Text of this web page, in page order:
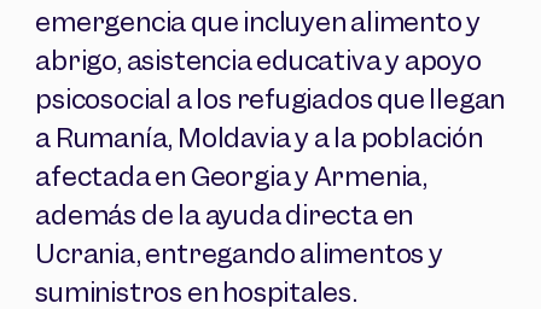
emergencia que incluyen alimento y
abrigo, asistencia educativa y apoyo
psicosocial a los refugiados que llegan
a Rumanía, Moldavia y a la población
afectada en Georgia y Armenia,
además de la ayuda directa en
Ucrania, entregando alimentos y
suministros en hospitales.